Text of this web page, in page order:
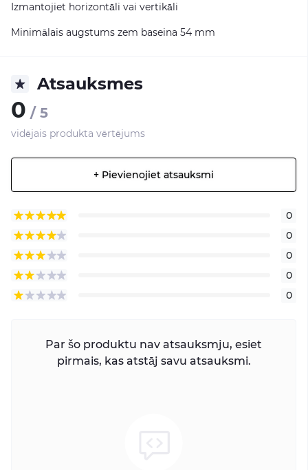
Izmantojiet horizontāli vai vertikāli
Minimālais augstums zem baseina 54 mm
Atsauksmes
0 / 5
vidējais produkta vērtējums
+ Pievienojiet atsauksmi
0
0
0
0
0
Par šo produktu nav atsauksmju, esiet
pirmais, kas atstāj savu atsauksmi.